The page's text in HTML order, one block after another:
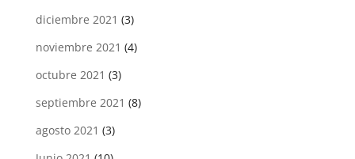
diciembre 2021 (3)
noviembre 2021 (4)
octubre 2021 (3)
septiembre 2021 (8)
agosto 2021 (3)